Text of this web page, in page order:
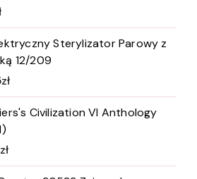
Sterylizator Parowy z
12/209
zł
Civilization VI Anthology
zł